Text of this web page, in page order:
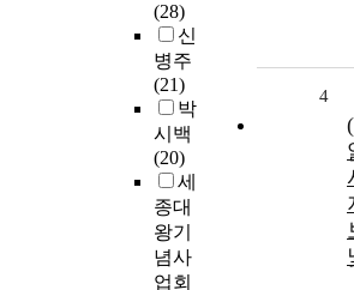
(28)
신
병주
(21)
박
시백
(20)
세
종대
왕기
념사
업회
4